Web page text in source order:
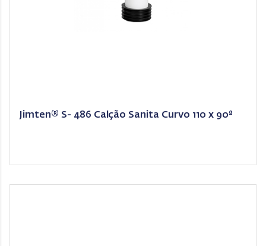
Jimten® S- 486 Calção Sanita Curvo 110 x 90º